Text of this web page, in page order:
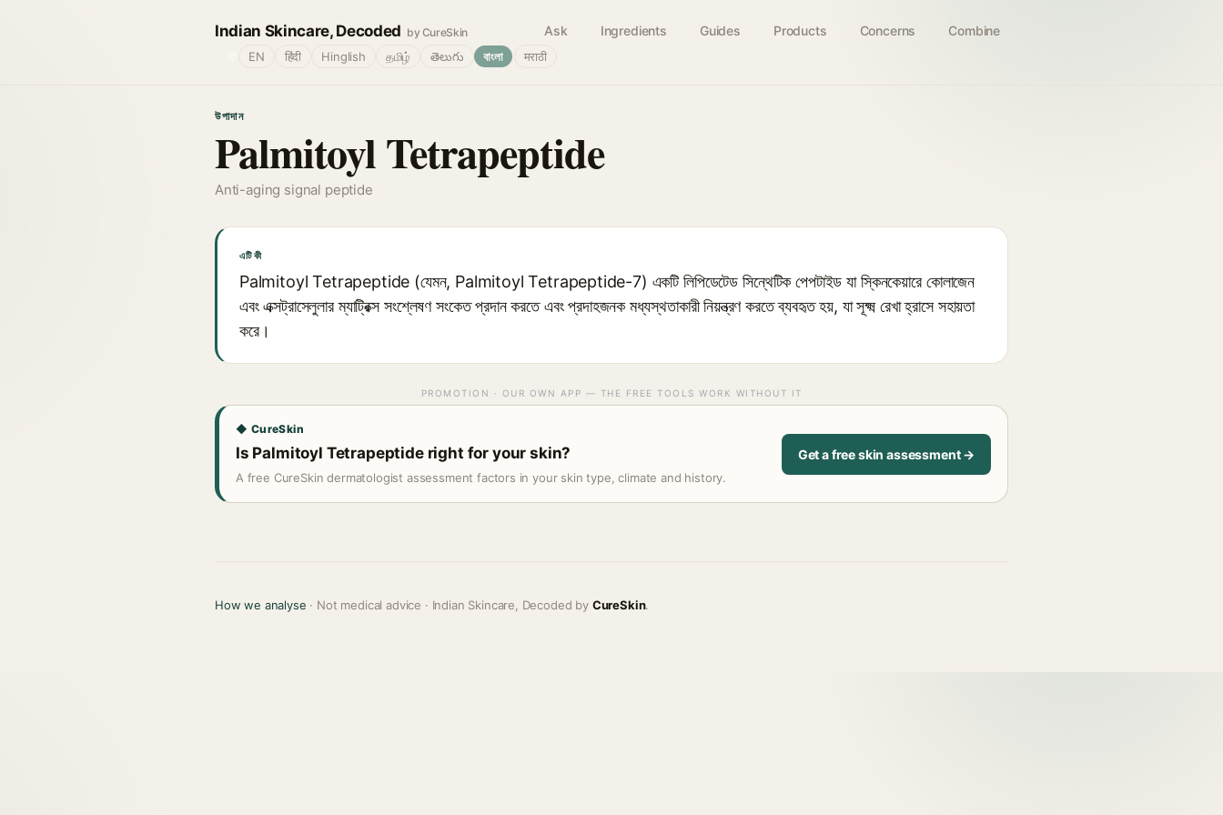
Indian Skincare, Decoded by CureSkin Ask Ingredients Guides Products Concerns Combine
EN हिंदी Hinglish தமிழ் తెలుగు বাংলা मराठी
উপাদান
Palmitoyl Tetrapeptide
Anti-aging signal peptide
এটি কী
Palmitoyl Tetrapeptide (যেমন, Palmitoyl Tetrapeptide-7) একটি লিপিডেটেড সিন্থেটিক পেপটাইড যা স্কিনকেয়ারে কোলাজেন
এবং এক্সট্রাসেলুলার ম্যাট্রিক্স সংশ্লেষণ সংকেত প্রদান করতে এবং প্রদাহজনক মধ্যস্থতাকারী নিয়ন্ত্রণ করতে ব্যবহৃত হয়, যা সূক্ষ্ম রেখা হ্রাসে সহায়তা
করে।
PROMOTION · OUR OWN APP — THE FREE TOOLS WORK WITHOUT IT
◆ CureSkin
Is Palmitoyl Tetrapeptide right for your skin?
A free CureSkin dermatologist assessment factors in your skin type, climate and history.
Get a free skin assessment →
How we analyse · Not medical advice · Indian Skincare, Decoded by CureSkin.